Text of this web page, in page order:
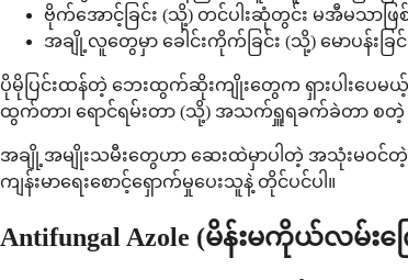
ဗိုက်အောင့်ခြင်း (သို့) တင်ပါးဆုံတွင်း မအီမသာဖြစ်
အချို့လူတွေမှာ ခေါင်းကိုက်ခြင်း (သို့) မောပန်းခြင်
ပိုမိုပြင်းထန်တဲ့ ဘေးထွက်ဆိုးကျိုးတွေက ရှားပါးပေမယ့်
ထွက်တာ၊ ရောင်ရမ်းတာ (သို့) အသက်ရှူရခက်ခဲတာ စတဲ့
အချို့အမျိုးသမီးတွေဟာ ဆေးထဲမှာပါတဲ့ အသုံးမဝင်တဲ့
ကျန်းမာရေးစောင့်ရှောက်မှုပေးသူနဲ့ တိုင်ပင်ပါ။
Antifungal Azole (မိန်းမကိုယ်လ